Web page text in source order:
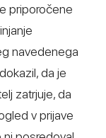
priporočene
navedenega
da je
zatrjuje, da
v prijave